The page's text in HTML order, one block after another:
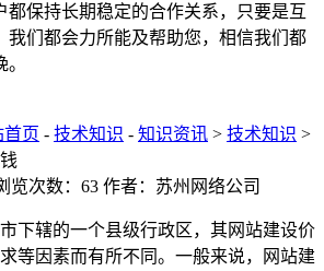
都保持长期稳定的合作关系，只要是互
我们都会力所能及帮助您，相信我们都
首页 - 技术知识 - 知识资讯 > 技术知识 >
览次数：63 作者：苏州网络公司
下辖的一个县级行政区，其网站建设价
等因素而有所不同。一般来说，网站建